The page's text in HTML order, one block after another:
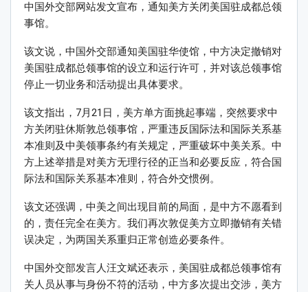
中国外交部网站发文宣布，通知美方关闭美国驻成都总领
事馆。
该文说，中国外交部通知美国驻华使馆，中方决定撤销对
美国驻成都总领事馆的设立和运行许可，并对该总领事馆
停止一切业务和活动提出具体要求。
该文指出，7月21日，美方单方面挑起事端，突然要求中
方关闭驻休斯敦总领事馆，严重违反国际法和国际关系基
本准则及中美领事条约有关规定，严重破坏中美关系。中
方上述举措是对美方无理行径的正当和必要反应，符合国
际法和国际关系基本准则，符合外交惯例。
该文还强调，中美之间出现目前的局面，是中方不愿看到
的，责任完全在美方。我们再次敦促美方立即撤销有关错
误决定，为两国关系重归正常创造必要条件。
中国外交部发言人汪文斌还表示，美国驻成都总领事馆有
关人员从事与身份不符的活动，中方多次提出交涉，美方